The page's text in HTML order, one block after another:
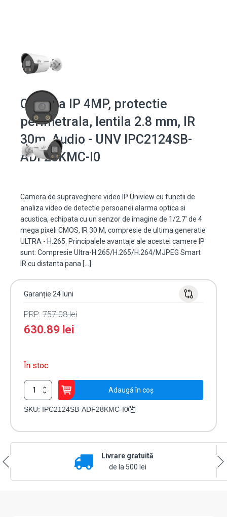
Camera IP 4MP, protectie
perimetrala, lentila 2.8 mm, IR
30m, Audio - UNV IPC2124SB-
ADF28KMC-I0
Camera de supraveghere video IP Uniview cu functii de
analiza video de detectie persoanei alarma optica si
acustica, echipata cu un senzor de imagine de 1/2.7' de 4
mega pixeli CMOS, IR 30 M, compresie de ultima generatie
ULTRA - H.265. Principalele avantaje ale acestei camere IP
sunt: Compresie Ultra-H.265/H.265/H.264/MJPEG Smart
IR cu distanta pana […]
Garanție 24 luni
PRP: 757.08lei
630.89 lei
În stoc
Cantitate
Camera
IP
Adaugă în coș
SKU: IPC2124SB-ADF28KMC-I0
Livrare gratuită
de la 500 lei